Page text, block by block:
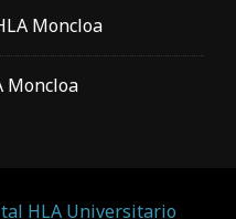
Moncloa
Moncloa
HLA Universitario